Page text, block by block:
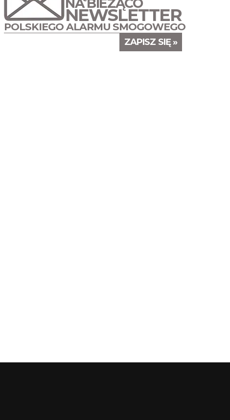
NEWSLETTER
POLSKIEGO ALARMU SMOGOWEGO
ZAPISZ SIĘ »